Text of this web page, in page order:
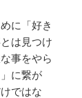
に「好き
は見つけ
事をやら
に繋が
ではな